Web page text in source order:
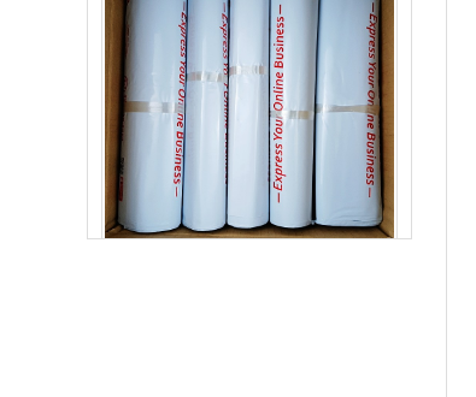
生物降解快递袋 内黑外白三层共挤物流袋